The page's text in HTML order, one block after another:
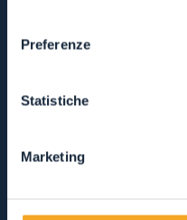
Preferenze
Statistiche
Marketing